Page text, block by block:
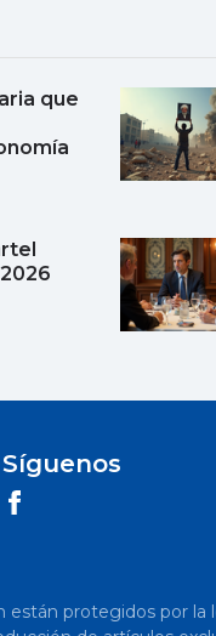
que
Síguenos
protegidos por la